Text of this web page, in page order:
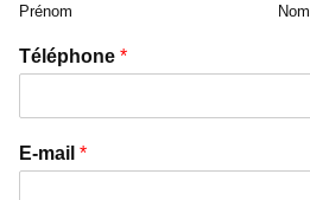
Prénom Nom
Téléphone *
E-mail *